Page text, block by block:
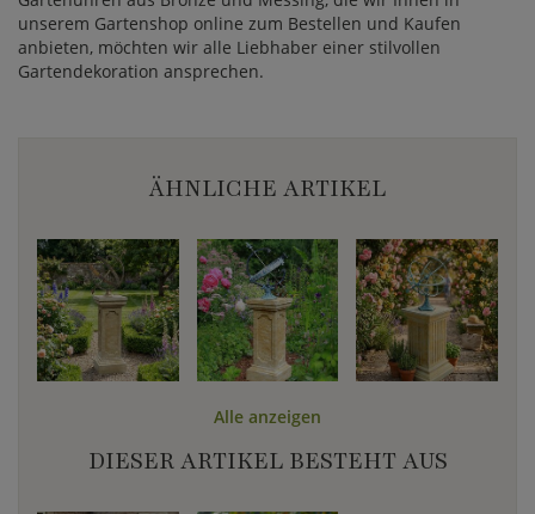
unserem Gartenshop online zum Bestellen und Kaufen
anbieten, möchten wir alle Liebhaber einer stilvollen
Gartendekoration ansprechen.
ÄHNLICHE ARTIKEL
Alle anzeigen
DIESER ARTIKEL BESTEHT AUS